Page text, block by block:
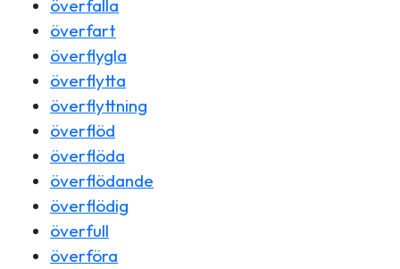
överfalla
överfart
överflygla
överflytta
överflyttning
överflöd
överflöda
överflödande
överflödig
överfull
överföra